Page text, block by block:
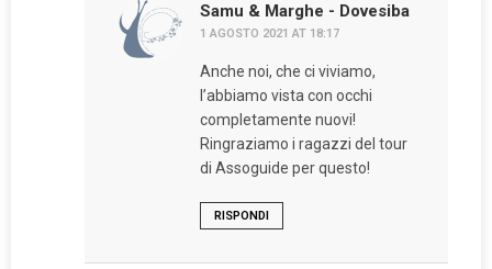
Samu & Marghe - Dovesiba
1 AGOSTO 2021 AT 18:17
Anche noi, che ci viviamo,
l’abbiamo vista con occhi
completamente nuovi!
Ringraziamo i ragazzi del tour
di Assoguide per questo!
RISPONDI